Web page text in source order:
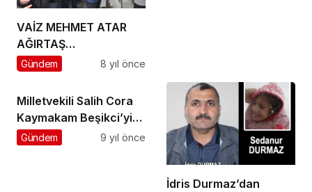
VAİZ MEHMET ATAR
AĞIRTAŞ
MAHALLESİ’NDE
Gündem 8 yıl önce
Milletvekili Salih Cora
Kaymakam Beşikci’yi
ziyaret etti
Gündem 9 yıl önce
İdris Durmaz’dan